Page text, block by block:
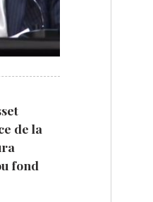
de la
fond